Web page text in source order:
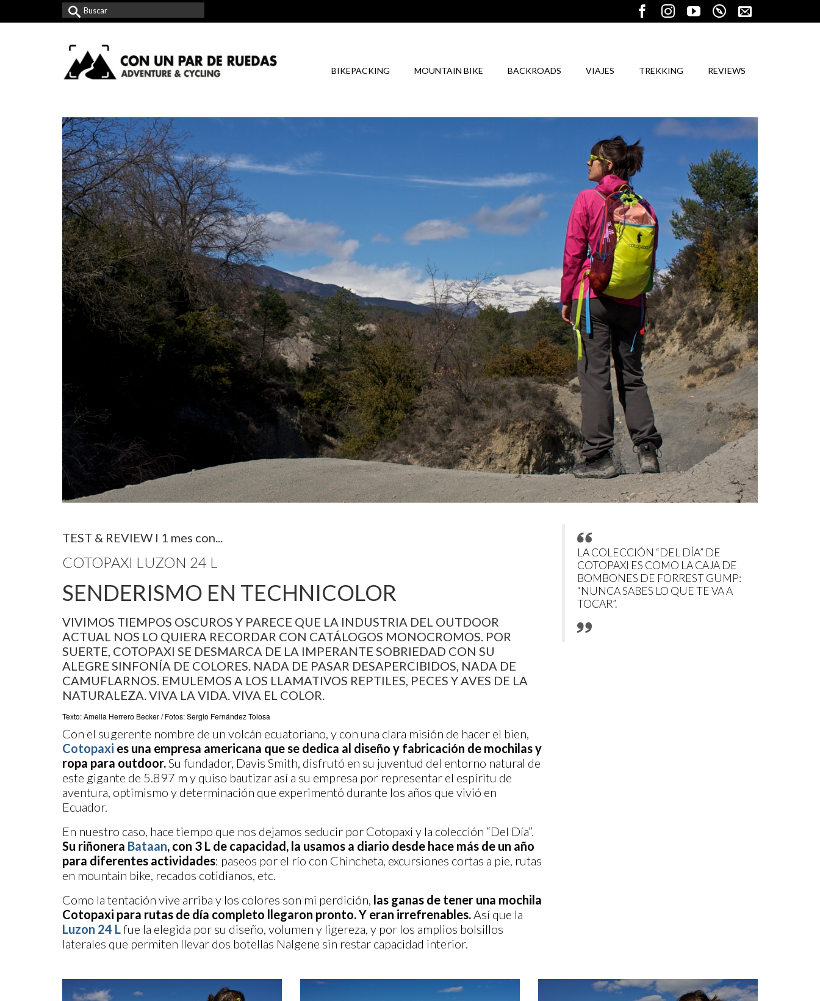
Buscar
por:
BIKEPACKING MOUNTAIN BIKE BACKROADS VIAJES TREKKING REVIEWS
TEST & REVIEW I 1 mes con...
COTOPAXI LUZON 24 L
SENDERISMO EN TECHNICOLOR
VIVIMOS TIEMPOS OSCUROS Y PARECE QUE LA INDUSTRIA DEL OUTDOOR
ACTUAL NOS LO QUIERA RECORDAR CON CATÁLOGOS MONOCROMOS. POR
SUERTE, COTOPAXI SE DESMARCA DE LA IMPERANTE SOBRIEDAD CON SU
ALEGRE SINFONÍA DE COLORES. NADA DE PASAR DESAPERCIBIDOS, NADA DE
CAMUFLARNOS. EMULEMOS A LOS LLAMATIVOS REPTILES, PECES Y AVES DE LA
NATURALEZA. VIVA LA VIDA. VIVA EL COLOR.
Texto: Amelia Herrero Becker / Fotos: Sergio Fernández Tolosa
Con el sugerente nombre de un volcán ecuatoriano, y con una clara misión de hacer el bien,
Cotopaxi es una empresa americana que se dedica al diseño y fabricación de mochilas y
ropa para outdoor. Su fundador, Davis Smith, disfrutó en su juventud del entorno natural de
este gigante de 5.897 m y quiso bautizar así a su empresa por representar el espíritu de
aventura, optimismo y determinación que experimentó durante los años que vivió en
Ecuador.
En nuestro caso, hace tiempo que nos dejamos seducir por Cotopaxi y la colección “Del Día”.
Su riñonera Bataan, con 3 L de capacidad, la usamos a diario desde hace más de un año
para diferentes actividades: paseos por el río con Chincheta, excursiones cortas a pie, rutas
en mountain bike, recados cotidianos, etc.
Como la tentación vive arriba y los colores son mi perdición, las ganas de tener una mochila
Cotopaxi para rutas de día completo llegaron pronto.Y eran irrefrenables. Así que la
Luzon 24 Lfue la elegida por su diseño, volumen y ligereza, y por los amplios bolsillos
laterales que permiten llevar dos botellas Nalgene sin restar capacidad interior.
LA COLECCIÓN “DEL DÍA” DE
COTOPAXI ES COMO LA CAJA DE
BOMBONES DE FORREST GUMP:
“NUNCA SABES LO QUE TE VA A
TOCAR”.